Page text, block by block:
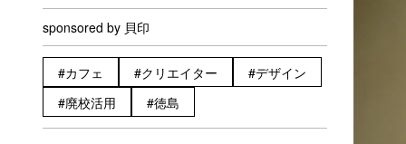
sponsored by 貝印
カフェ クリエイター
デザイン
廃校活用
徳島